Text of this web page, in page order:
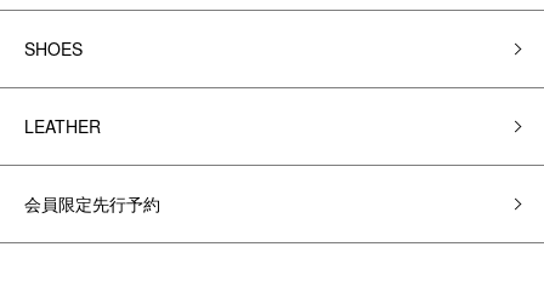
SHOES
LEATHER
会員限定先行予約